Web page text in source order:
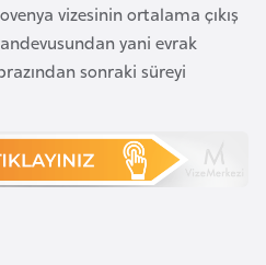
vizesinin ortalama çıkış
yani evrak
sonraki süreyi